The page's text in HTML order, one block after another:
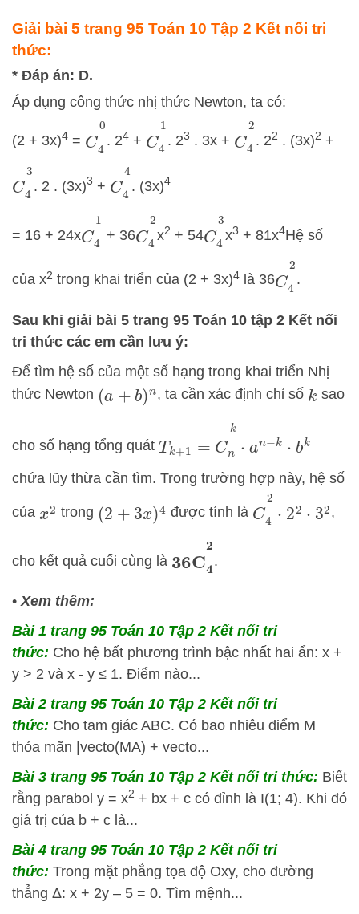
Giải bài 5 trang 95 Toán 10 Tập 2 Kết nối tri
thức:
* Đáp án: D.
Áp dụng công thức nhị thức Newton, ta có:
(2 + 3x)4 = C4 0
. 24+ C4 1
. 23 . 3x + C4 2
. 22 . (3x)2 +
C4. 2 . (3x)3 + C4. (3x)4
= 16 + 24x C4 + 36 C4 2
x2 + 54 C4 3
x3 + 81x4Hệ số
của x2 trong khai triển của (2 + 3x)4 là 36 C4.
Sau khi giải bài 5 trang 95 Toán 10 tập 2 Kết nối
tri thức các em cần lưu ý:
Để tìm hệ số của một số hạng trong khai triển Nhị
thức Newton (a +b )n , ta cần xác định chỉ số k sao
cho số hạng tổng quát
nk k k
chứa lũy thừa cần tìm. Trong trường hợp này, hệ số
của x2 trong (2 +3 x)4 được tính là C4 ⋅22 32,
cho kết quả cuối cùng là 4.
• Xem thêm:
Bài 1 trang 95 Toán 10 Tập 2 Kết nối tri
thức: Cho hệ bất phương trình bậc nhất hai ẩn: x +
y > 2 và x - y ≤ 1. Điểm nào...
Bài 2 trang 95 Toán 10 Tập 2 Kết nối tri
thức: Cho tam giác ABC. Có bao nhiêu điểm M
thỏa mãn |vecto(MA) + vecto...
Bài 3 trang 95 Toán 10 Tập 2 Kết nối tri thức: Biết
rằng parabol y = x2 + bx + c có đỉnh là I(1; 4). Khi đó
giá trị của b + c là...
Bài 4 trang 95 Toán 10 Tập 2 Kết nối tri
thức: Trong mặt phẳng tọa độ Oxy, cho đường
thẳng Δ: x + 2y – 5 = 0. Tìm mệnh...